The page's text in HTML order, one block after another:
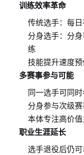
训练效率革命
传统选手：每
分身选手：分
练
技能提升速度
多赛事参与可能
同一选手可同
分身参与次级
本体专注高价
职业生涯延长
选手退役后仍